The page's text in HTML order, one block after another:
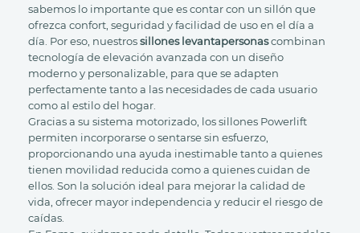
sabemos lo importante que es contar con un sillón que
ofrezca confort, seguridad y facilidad de uso en el día a
día. Por eso, nuestrossillones levantapersonascombinan
tecnología de elevación avanzada con un diseño
moderno y personalizable, para que se adapten
perfectamente tanto a las necesidades de cada usuario
como al estilo del hogar.
Gracias a su sistema motorizado, los sillones Powerlift
permiten incorporarse o sentarse sin esfuerzo,
proporcionando una ayuda inestimable tanto a quienes
tienen movilidad reducida como a quienes cuidan de
ellos. Son la solución ideal para mejorar la calidad de
vida, ofrecer mayor independencia y reducir el riesgo de
caídas.